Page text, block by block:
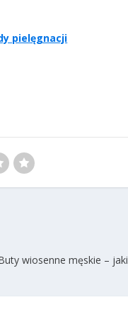
pielęgnacji
wiosenne męskie –